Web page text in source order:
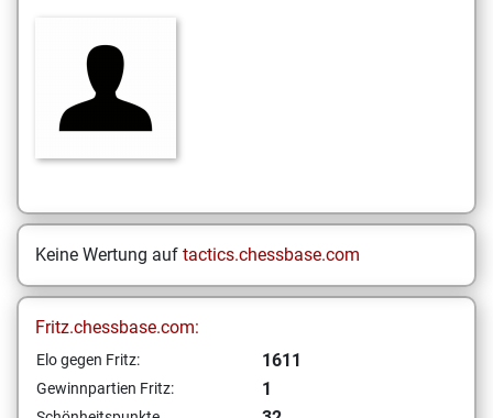
Keine Wertung auf tactics.chessbase.com
Fritz.chessbase.com:
Elo gegen Fritz: 1611
Gewinnpartien Fritz: 1